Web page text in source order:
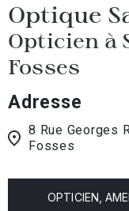
Optique
Opticien à
Fosses
Adresse
8 Rue Georges
Fosses
OPTICIEN,